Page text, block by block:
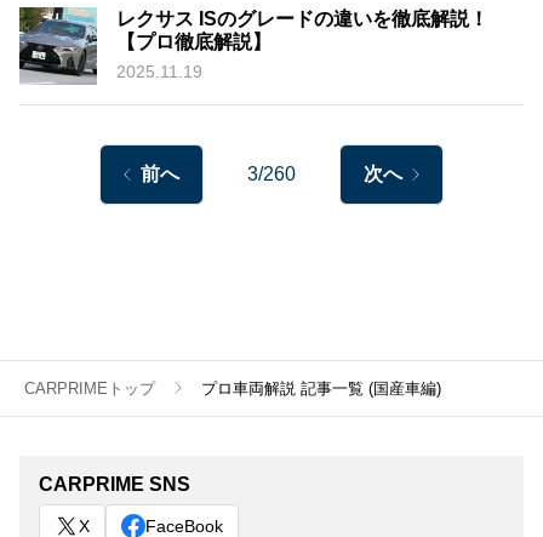
レクサス ISのグレードの違いを徹底解説！
【プロ徹底解説】
2025.11.19
前へ 3/260 次へ
CARPRIMEトップ プロ車両解説 記事一覧 (国産車編)
CARPRIME SNS
X FaceBook